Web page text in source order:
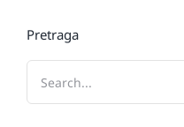
Pretraga